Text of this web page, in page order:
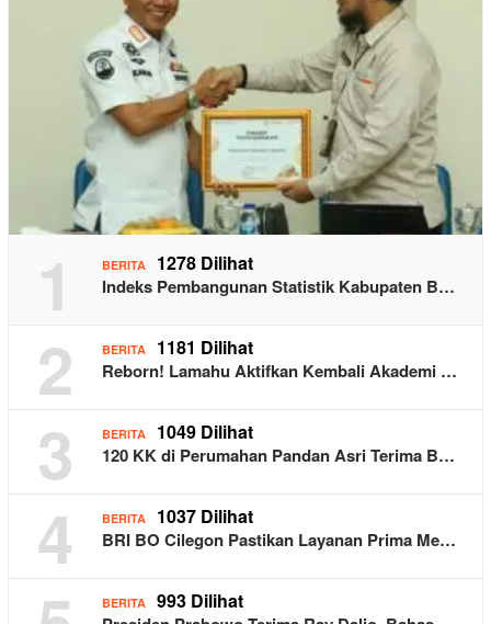
1 BERITA 1278 Dilihat
Indeks Pembangunan Statistik Kabupaten B…
2 BERITA 1181 Dilihat
Reborn! Lamahu Aktifkan Kembali Akademi …
3 BERITA 1049 Dilihat
120 KK di Perumahan Pandan Asri Terima B…
4 BERITA 1037 Dilihat
BRI BO Cilegon Pastikan Layanan Prima Me…
BERITA 993 Dilihat